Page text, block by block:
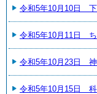
令和5年10月10日
令和5年10月11日 ち
令和5年10月23日 神
令和5年10月15日 科